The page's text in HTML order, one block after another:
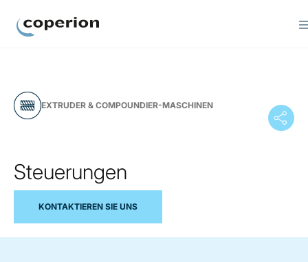
EXTRUDER & COMPOUNDIER-MASCHINEN
Steuerungen
KONTAKTIEREN SIE UNS